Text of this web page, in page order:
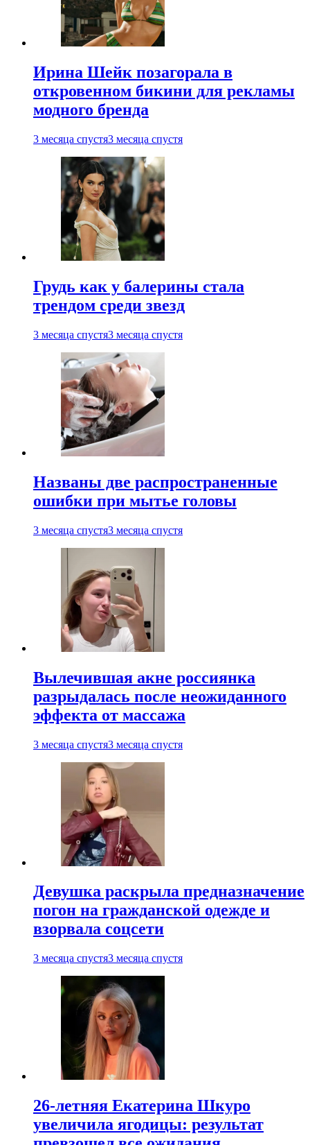
Ирина Шейк позагорала в
откровенном бикини для рекламы
модного бренда
3 месяца спустя3 месяца спустя
Грудь как у балерины стала
трендом среди звезд
3 месяца спустя3 месяца спустя
Названы две распространенные
ошибки при мытье головы
3 месяца спустя3 месяца спустя
Вылечившая акне россиянка
разрыдалась после неожиданного
эффекта от массажа
3 месяца спустя3 месяца спустя
Девушка раскрыла предназначение
погон на гражданской одежде и
взорвала соцсети
3 месяца спустя3 месяца спустя
26-летняя Екатерина Шкуро
увеличила ягодицы: результат